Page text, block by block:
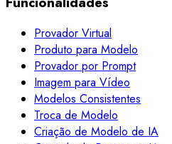
Provador Virtual
Produto para Modelo
Provador por Prompt
Imagem para Vídeo
Modelos Consistentes
Troca de Modelo
Criação de Modelo de IA